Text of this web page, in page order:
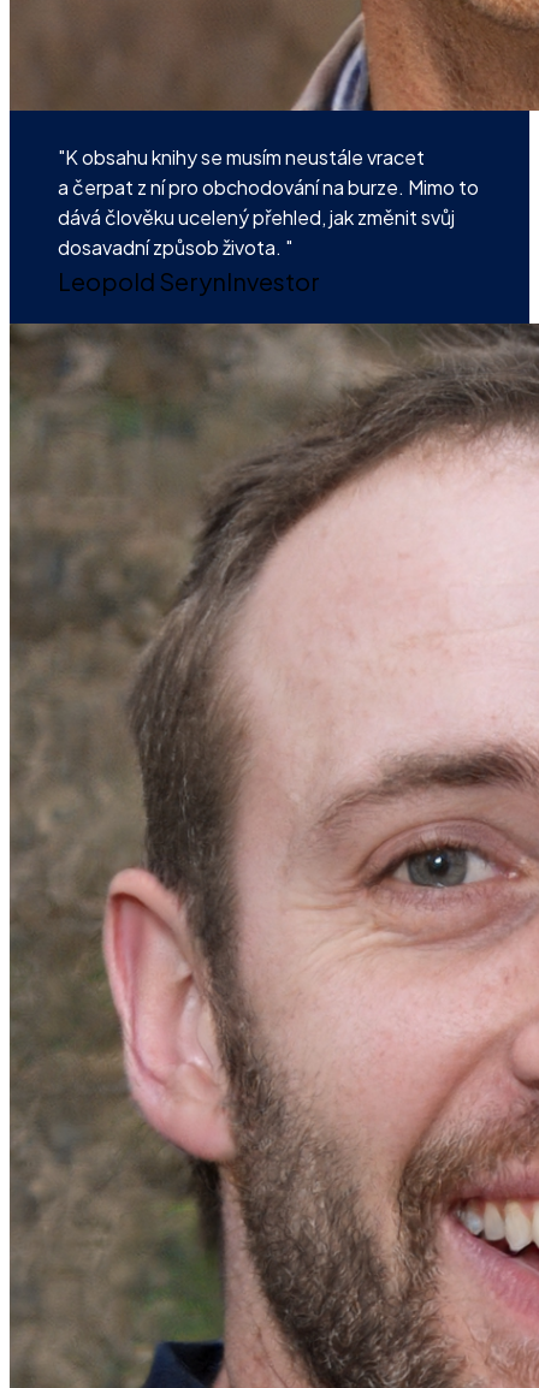
"K obsahu knihy se musím neustále vracet
a čerpat z ní pro obchodování na burze. Mimo to
dává člověku ucelený přehled, jak změnit svůj
dosavadní způsob života. "
Leopold SerynInvestor